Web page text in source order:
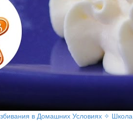
в Домашних Условиях ✧ Школа